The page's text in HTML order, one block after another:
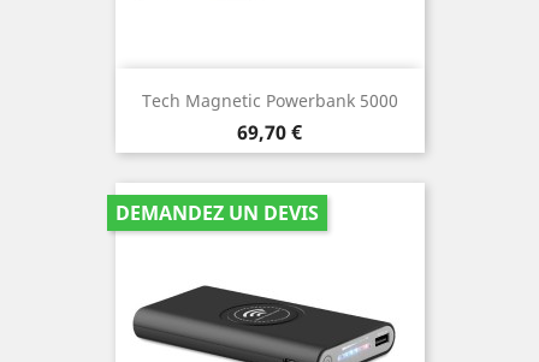
Tech Magnetic Powerbank 5000
Prix
69,70 €
DEMANDEZ UN DEVIS